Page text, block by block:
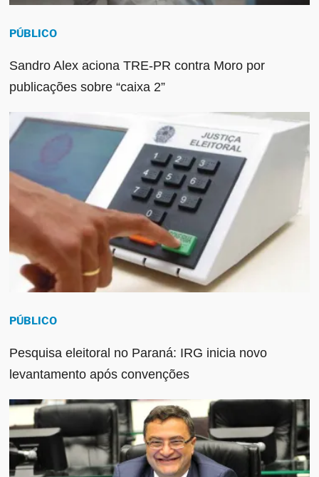
PÚBLICO
Sandro Alex aciona TRE-PR contra Moro por
publicações sobre “caixa 2”
PÚBLICO
Pesquisa eleitoral no Paraná: IRG inicia novo
levantamento após convenções